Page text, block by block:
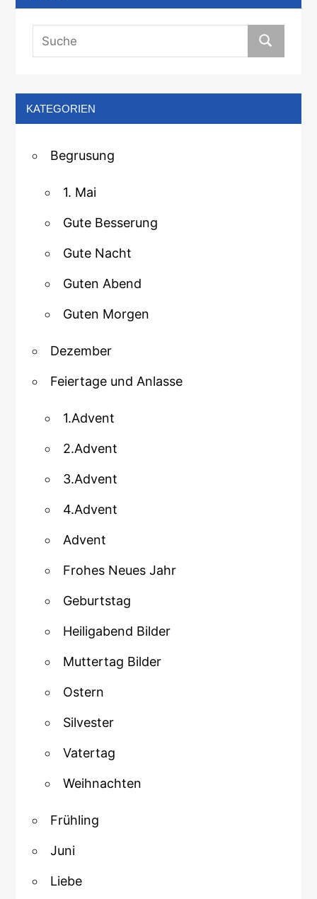
KATEGORIEN
Begrusung
1. Mai
Gute Besserung
Gute Nacht
Guten Abend
Guten Morgen
Dezember
Feiertage und Anlasse
1.Advent
2.Advent
3.Advent
4.Advent
Advent
Frohes Neues Jahr
Geburtstag
Heiligabend Bilder
Muttertag Bilder
Ostern
Silvester
Vatertag
Weihnachten
Frühling
Juni
Liebe